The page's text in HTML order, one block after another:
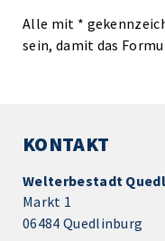
Alle mit *
sein, damit das
KONTAKT
Welterbestadt
Markt 1
06484 Quedlinburg